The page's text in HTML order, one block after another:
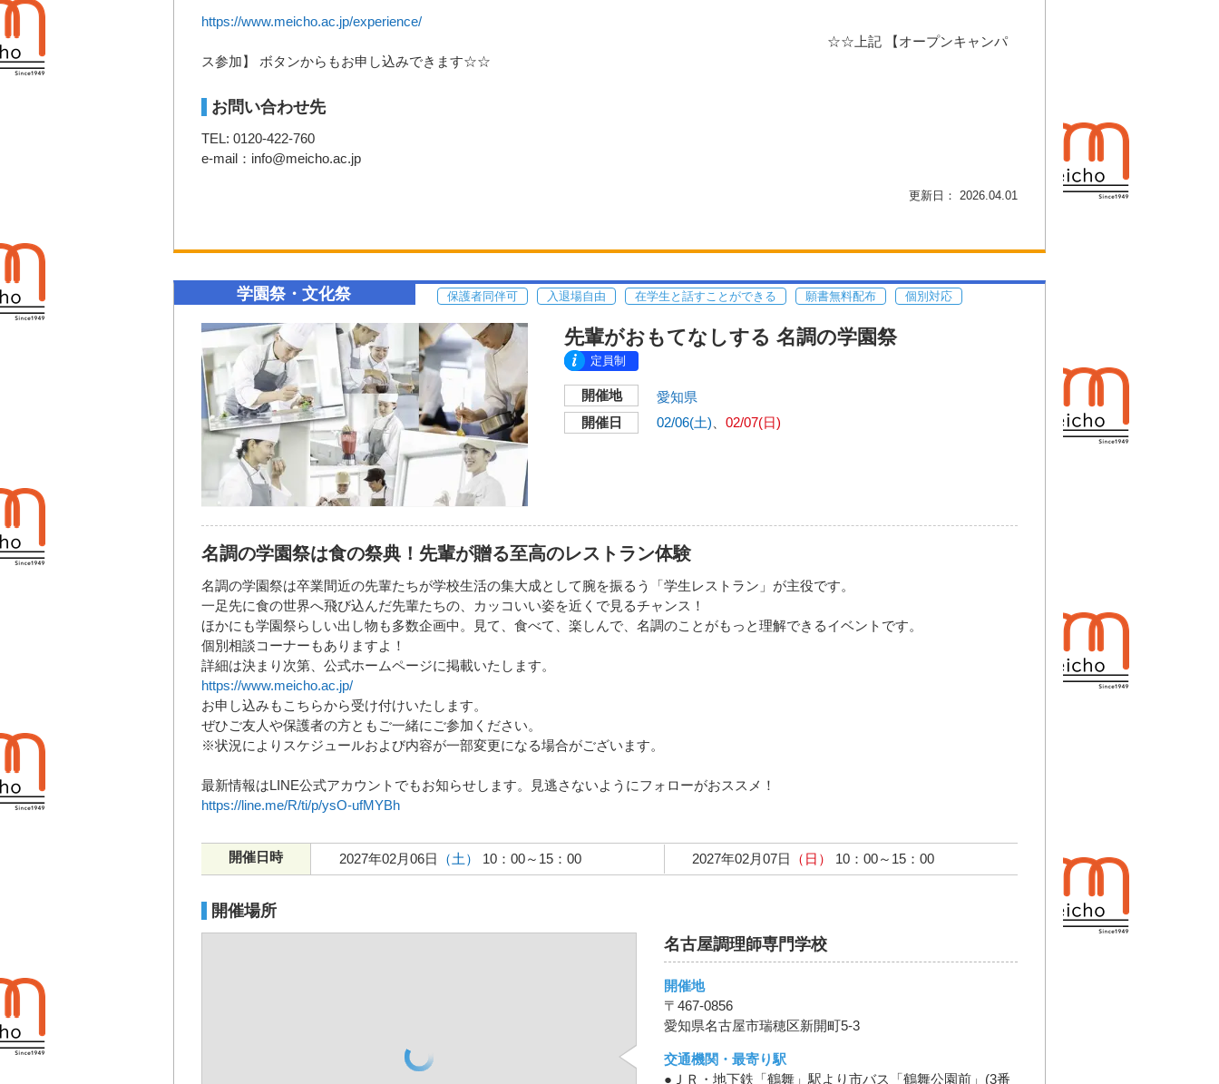
https://www.meicho.ac.jp/experience/
☆☆上記 【オープンキャンパ
ス参加】 ボタンからもお申し込みできます☆☆
お問い合わせ先
TEL: 0120-422-760
e-mail：info@meicho.ac.jp
更新日： 2026.04.01
学園祭・文化祭 保護者同伴可 入退場自由 在学生と話すことができる 願書無料配布 個別対応
先輩がおもてなしする 名調の学園祭
定員制
開催地
愛知県
開催日
02/06(土) 02/07(日)
名調の学園祭は食の祭典！先輩が贈る至高のレストラン体験
名調の学園祭は卒業間近の先輩たちが学校生活の集大成として腕を振るう「学生レストラン」が主役です。
一足先に食の世界へ飛び込んだ先輩たちの、カッコいい姿を近くで見るチャンス！
ほかにも学園祭らしい出し物も多数企画中。見て、食べて、楽しんで、名調のことがもっと理解できるイベントです。
個別相談コーナーもありますよ！
詳細は決まり次第、公式ホームページに掲載いたします。
https://www.meicho.ac.jp/
お申し込みもこちらから受け付けいたします。
ぜひご友人や保護者の方ともご一緒にご参加ください。
※状況によりスケジュールおよび内容が一部変更になる場合がございます。
最新情報はLINE公式アカウントでもお知らせします。見逃さないようにフォローがおススメ！
https://line.me/R/ti/p/ysO-ufMYBh
開催日時 2027年02月06日 （土） 10：00～15：00 2027年02月07日 （日） 10：00～15：00
開催場所
名古屋調理師専門学校
開催地
〒467-0856
愛知県名古屋市瑞穂区新開町5-3
交通機関・最寄り駅
●ＪＲ・地下鉄「鶴舞」駅より市バス「鶴舞公園前」(3番